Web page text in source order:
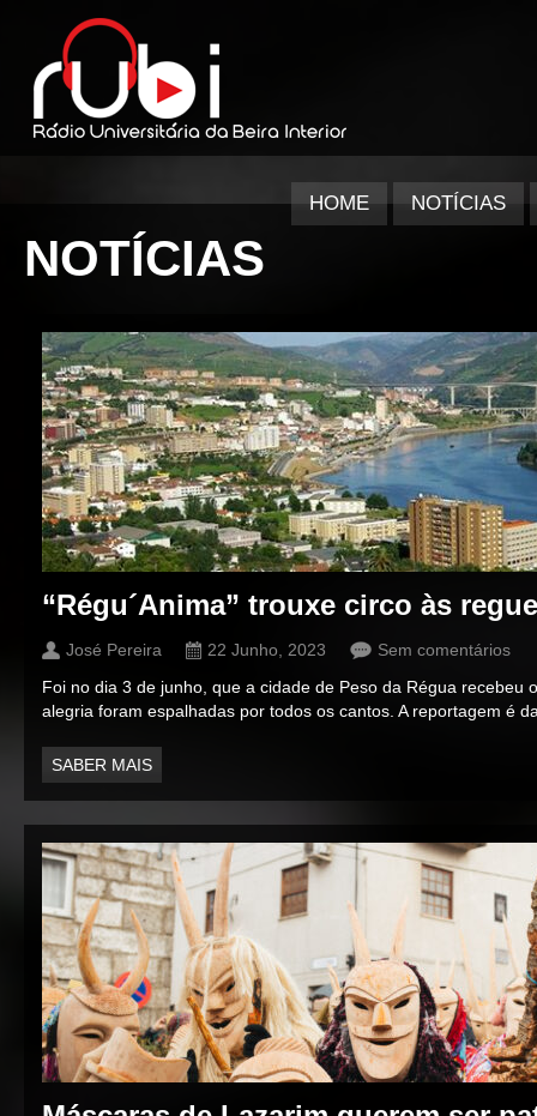
HOME NOTÍCIAS
NOTÍCIAS
“Régu´Anima” trouxe circo às
José Pereira 22 Junho, 2023
Sem comentários
Foi no dia 3 de junho, que a cidade de Peso da Régua recebeu
alegria foram espalhadas por todos os cantos. A reportagem é
SABER MAIS